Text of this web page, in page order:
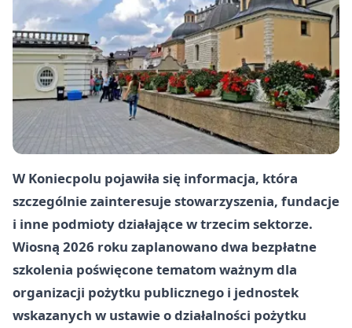
W Koniecpolu pojawiła się informacja, która
szczególnie zainteresuje stowarzyszenia, fundacje
i inne podmioty działające w trzecim sektorze.
Wiosną 2026 roku zaplanowano dwa bezpłatne
szkolenia poświęcone tematom ważnym dla
organizacji pożytku publicznego i jednostek
wskazanych w ustawie o działalności pożytku